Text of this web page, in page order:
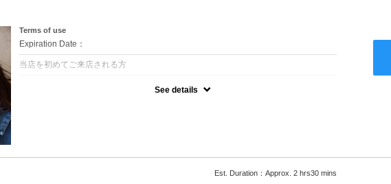
Terms of use
Expiration Date：
当店を初めてご来店される方
See details
Est. Duration：Approx. 2 hrs30 mins